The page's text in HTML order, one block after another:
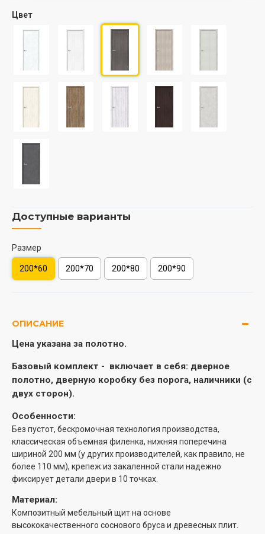
Цвет
Доступные варианты
Размер
200*60 200*70 200*80 200*90
ОПИСАНИЕ
Цена указана за полотно.
Базовый комплект - включает в себя: дверное
полотно, дверную коробку без порога, наличники (с
двух сторон).
Особенности:
Без пустот, бескромочная технология производства,
классическая объемная филенка, нижняя поперечина
шириной 200 мм (у других производителей, как правило, не
более 110 мм), крепеж из закаленной стали надежно
фиксирует детали двери в 10 точках.
Материал:
Композитный мебельный щит на основе
высококачественного соснового бруса и древесных плит.